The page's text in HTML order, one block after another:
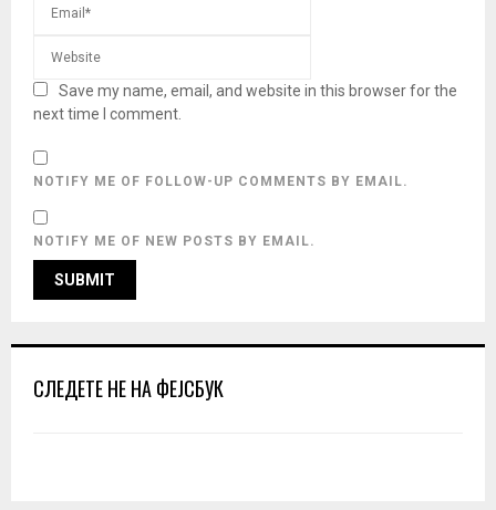
Save my name, email, and website in this browser for the
next time I comment.
NOTIFY ME OF FOLLOW-UP COMMENTS BY EMAIL.
NOTIFY ME OF NEW POSTS BY EMAIL.
СЛЕДЕТЕ НЕ НА ФЕЈСБУК